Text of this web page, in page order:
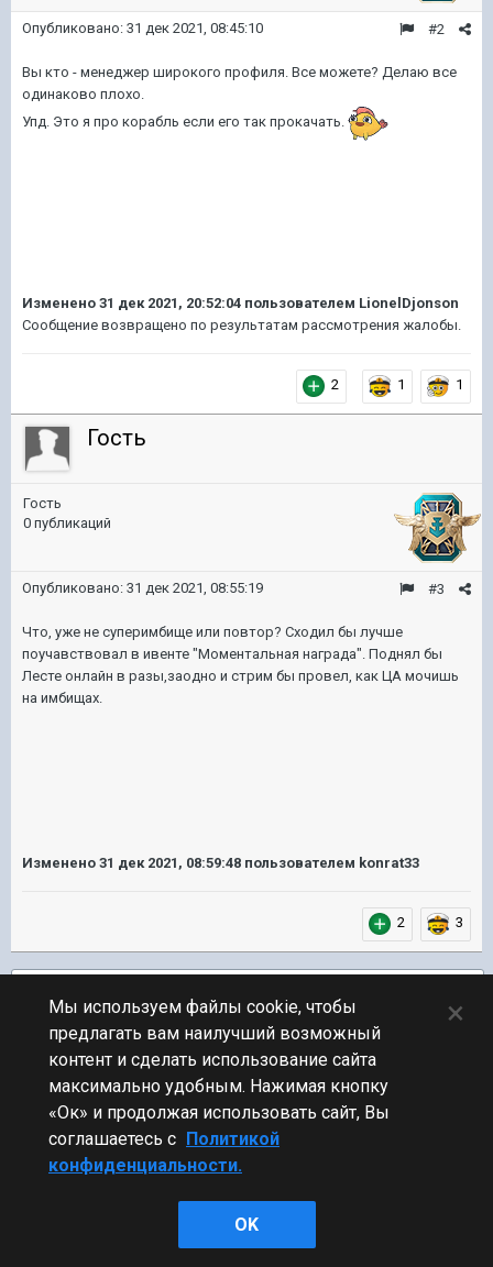
#2
Опубликовано: 31 дек 2021, 08:45:10
Вы кто - менеджер широкого профиля. Все можете? Делаю все
одинаково плохо.
Упд. Это я про корабль если его так прокачать.
Изменено 31 дек 2021, 20:52:04 пользователем LionelDjonson
Сообщение возвращено по результатам рассмотрения жалобы.
2 1 1
Гость
Гость
0 публикаций
#3
Опубликовано: 31 дек 2021, 08:55:19
Что, уже не суперимбище или повтор? Сходил бы лучше
поучавствовал в ивенте "Моментальная награда". Поднял бы
Лесте онлайн в разы,заодно и стрим бы провел, как ЦА мочишь
на имбищах.
Изменено 31 дек 2021, 08:59:48 пользователем konrat33
2 3
ПЕРЕЙТИ К СПИСКУ ТЕМ
Видео и Звук
Стиль
Мы используем файлы cookie, чтобы
предлагать вам наилучший возможный
контент и сделать использование сайта
максимально удобным. Нажимая кнопку
«Ок» и продолжая использовать сайт, Вы
соглашаетесь с Политикой
конфиденциальности.
OK
×